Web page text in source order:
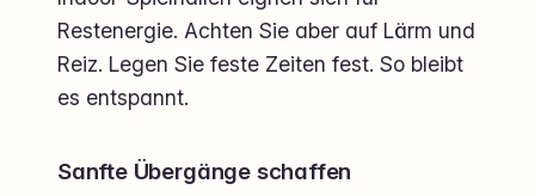
Restenergie. Achten Sie aber auf Lärm und
Reiz. Legen Sie feste Zeiten fest. So bleibt
es entspannt.
Sanfte Übergänge schaffen